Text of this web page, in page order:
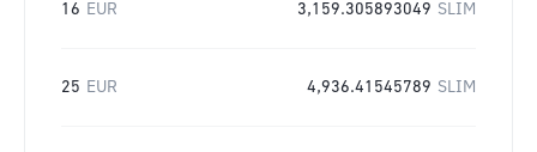
16 EUR 3,159.305893049 SLIM
25 EUR 4,936.41545789 SLIM